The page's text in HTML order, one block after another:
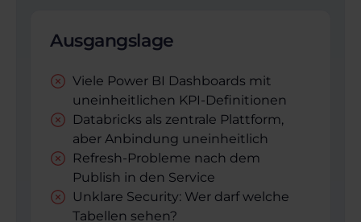
Ausgangslage
Viele Power BI Dashboards mit
uneinheitlichen KPI-Definitionen
Databricks als zentrale Plattform,
aber Anbindung uneinheitlich
Refresh-Probleme nach dem
Publish in den Service
Unklare Security: Wer darf welche
Tabellen sehen?